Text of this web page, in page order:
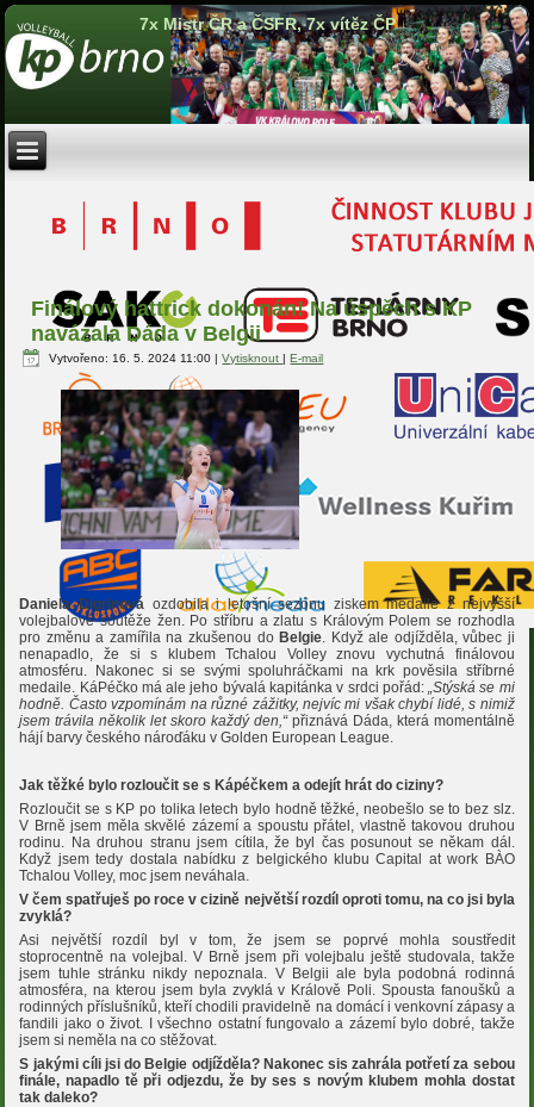
7x Mistr ČR a ČSFR, 7x vítěz ČP
Finálový hattrick dokonán! Na úspěch s KP
navázala Dáda v Belgii
Vytvořeno: 16. 5. 2024 11:00 |Vytisknout|E-mail
Daniela Digrinová ozdobila i letošní sezónu ziskem medaile z nejvyšší
volejbalové soutěže žen. Po stříbru a zlatu s Královým Polem se rozhodla
pro změnu a zamířila na zkušenou doBelgie . Když ale odjížděla, vůbec ji
nenapadlo, že si s klubem Tchalou Volley znovu vychutná finálovou
atmosféru. Nakonec si se svými spoluhráčkami na krk pověsila stříbrné
medaile. KáPéčko má ale jeho bývalá kapitánka v srdci pořád: „Stýská se mi
hodně. Často vzpomínám na různé zážitky, nejvíc mi však chybí lidé, s nimiž
jsem trávila několik let skoro každý den,“přiznává Dáda, která momentálně
hájí barvy českého nároďáku v Golden European League.
Jak těžké bylo rozloučit se s Kápéčkem a odejít hrát do ciziny?
Rozloučit se s KP po tolika letech bylo hodně těžké, neobešlo se to bez slz.
V Brně jsem měla skvělé zázemí a spoustu přátel, vlastně takovou druhou
rodinu. Na druhou stranu jsem cítila, že byl čas posunout se někam dál.
Když jsem tedy dostala nabídku z belgického klubu Capital at work BÀO
Tchalou Volley, moc jsem neváhala.
V čem spatřuješ po roce v cizině největší rozdíl oproti tomu, na co jsi byla
zvyklá?
Asi největší rozdíl byl v tom, že jsem se poprvé mohla soustředit
stoprocentně na volejbal. V Brně jsem při volejbalu ještě studovala, takže
jsem tuhle stránku nikdy nepoznala. V Belgii ale byla podobná rodinná
atmosféra, na kterou jsem byla zvyklá v Králově Poli. Spousta fanoušků a
rodinných příslušníků, kteří chodili pravidelně na domácí i venkovní zápasy a
fandili jako o život. I všechno ostatní fungovalo a zázemí bylo dobré, takže
jsem si neměla na co stěžovat.
S jakými cíli jsi do Belgie odjížděla? Nakonec sis zahrála potřetí za sebou
finále, napadlo tě při odjezdu, že by ses s novým klubem mohla dostat
tak daleko?